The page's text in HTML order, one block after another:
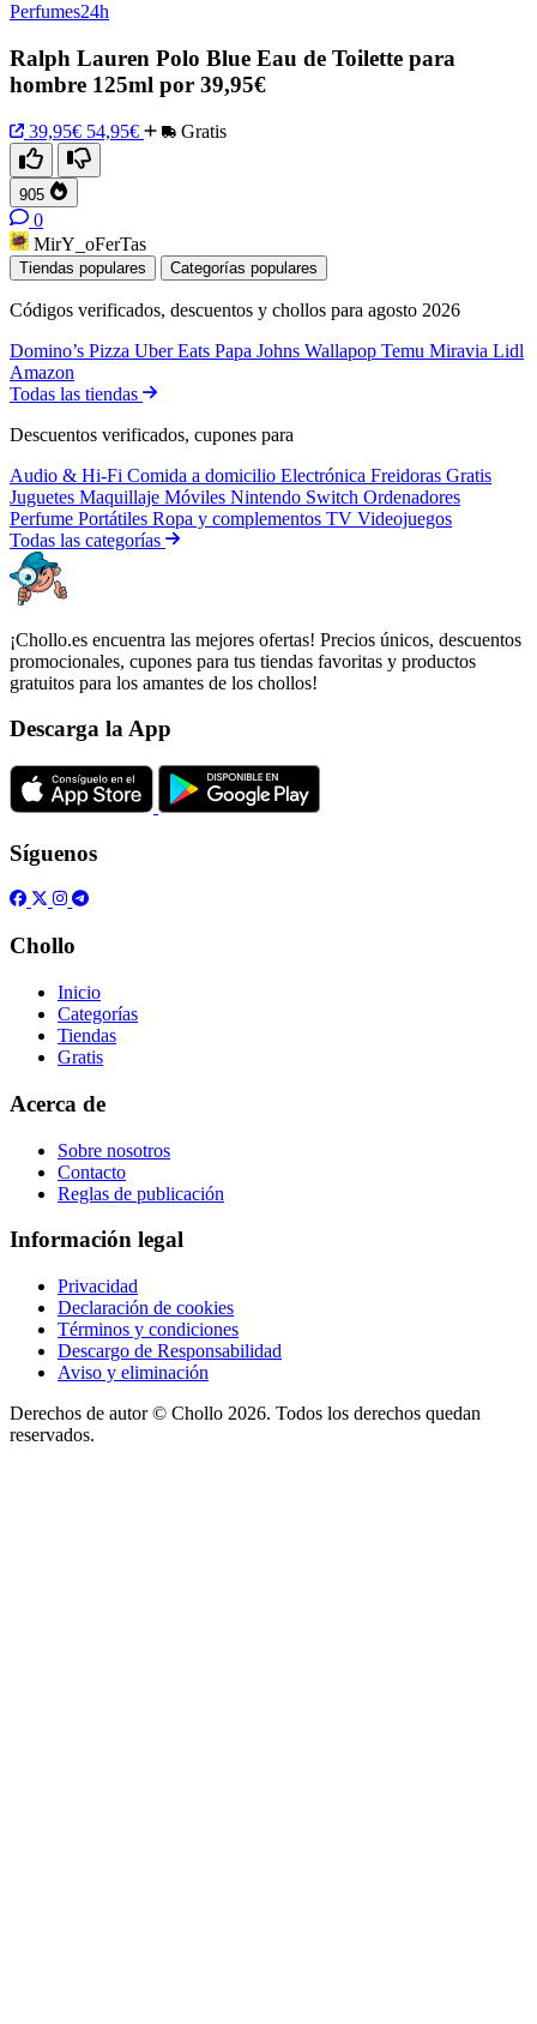
Perfumes24h
Ralph Lauren Polo Blue Eau de Toilette para
hombre 125ml por 39,95€
39,95€ 54,95€ Gratis
905
0
MirY_oFerTas
Tiendas populares Categorías populares
Códigos verificados, descuentos y chollos para agosto 2026
Domino’s Pizza Uber Eats Papa Johns Wallapop Temu Miravia Lidl
Amazon
Todas las tiendas
Descuentos verificados, cupones para
Audio & Hi-Fi Comida a domicilio Electrónica Freidoras Gratis
Juguetes Maquillaje Móviles Nintendo Switch Ordenadores
Perfume Portátiles Ropa y complementos TV Videojuegos
Todas las categorías
¡Chollo.es encuentra las mejores ofertas! Precios únicos, descuentos
promocionales, cupones para tus tiendas favoritas y productos
gratuitos para los amantes de los chollos!
Descarga la App
Síguenos
Chollo
Inicio
Categorías
Tiendas
Gratis
Acerca de
Sobre nosotros
Contacto
Reglas de publicación
Información legal
Privacidad
Declaración de cookies
Términos y condiciones
Descargo de Responsabilidad
Aviso y eliminación
Derechos de autor © Chollo 2026. Todos los derechos quedan
reservados.